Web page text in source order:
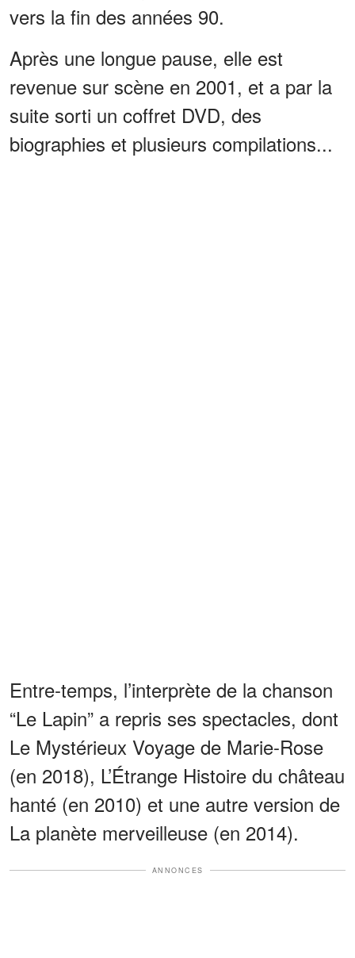
vers la fin des années 90.
Après une longue pause, elle est
revenue sur scène en 2001, et a par la
suite sorti un coffret DVD, des
biographies et plusieurs compilations...
Entre-temps, l’interprète de la chanson
“Le Lapin” a repris ses spectacles, dont
Le Mystérieux Voyage de Marie-Rose
(en 2018), L’Étrange Histoire du château
hanté (en 2010) et une autre version de
La planète merveilleuse (en 2014).
ANNONCES